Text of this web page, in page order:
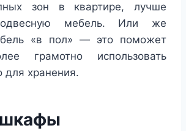
зон в квартире, лучше
мебель. Или же
«в пол» — это поможет
грамотно использовать
для хранения.